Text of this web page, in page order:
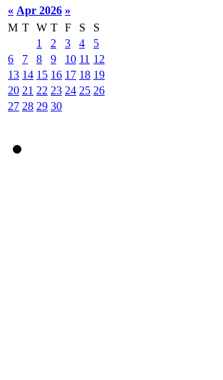
« Apr 2026 »
M T W T F S
S
1
2 3 4
5
6
7 8 9 10 11 12
13 14 15 16 17 18 19
20 21 22 23 24 25 26
27 28 29 30